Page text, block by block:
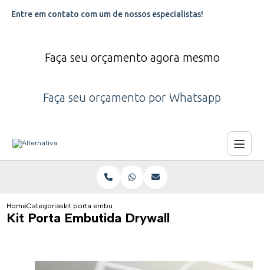
Entre em contato com um de nossos especialistas!
Faça seu orçamento agora mesmo
Faça seu orçamento por Whatsapp
HomeCategoriaskit porta embutida drywall
Kit Porta Embutida Drywall